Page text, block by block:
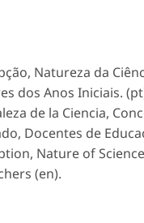
Natureza da
dos Anos Iniciais.
de la Ciencia,
Docentes de
Nature of
(en).